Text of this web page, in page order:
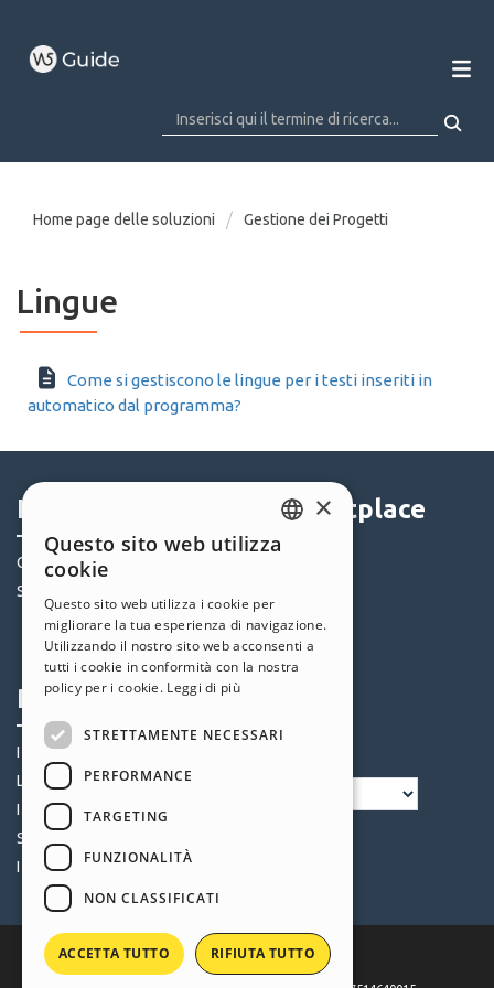
Home page delle soluzioni Gestione dei Progetti
Lingue
Come si gestiscono le lingue per i testi inseriti in
automatico dal programma?
Help Center
Community
Siti Utenti
Marketplace
Crediti
Offerte
Profilo
I miei post
Le mie Licenze
I miei Download
Spazio Web
I miei Crediti
ENGLISH
GERMAN
SPANISH
POLISH
×
Questo sito web utilizza
cookie
Questo sito web utilizza i cookie per
migliorare la tua esperienza di navigazione.
Utilizzando il nostro sito web acconsenti a
tutti i cookie in conformità con la nostra
policy per i cookie. Leggi di più
STRETTAMENTE NECESSARI
PERFORMANCE
TARGETING
FUNZIONALITÀ
NON CLASSIFICATI
ACCETTA TUTTO RIFIUTA TUTTO